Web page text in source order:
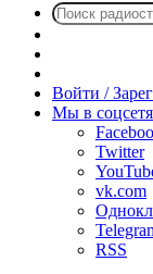
радио
Войти /
Мы в
Twitter
vk.com
RSS